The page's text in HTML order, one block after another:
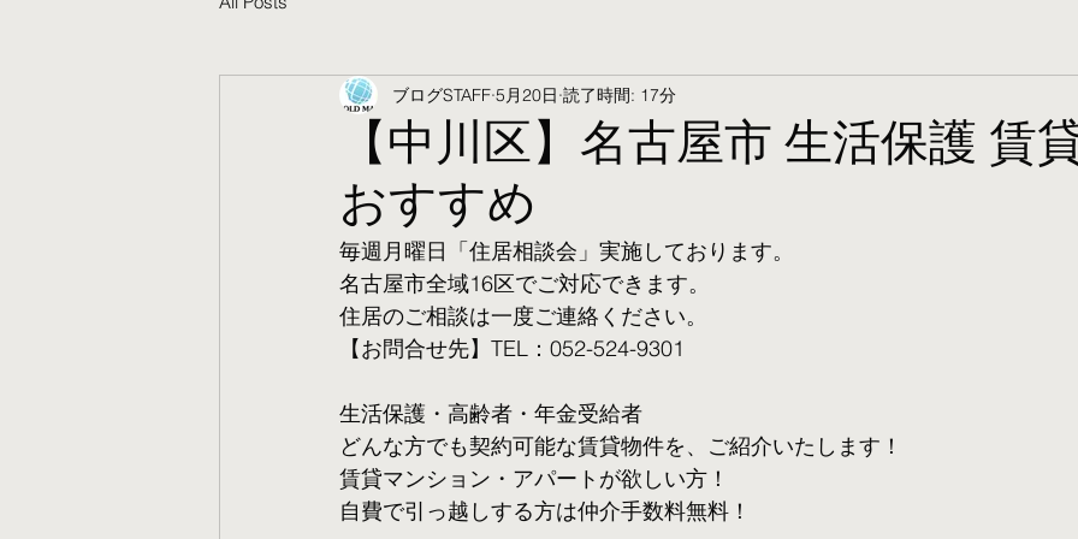
【中川区】名古屋市 生活保護 賃
おすすめ
ブログSTAFF 5月20日 読了時間: 17分
毎週月曜日「住居相談会」実施しております。
名古屋市全域16区でご対応できます。
住居のご相談は一度ご連絡ください。
【お問合せ先】TEL：052-524-9301
生活保護・高齢者・年金受給者
​どんな方でも契約可能な賃貸物件を、ご紹介いたします！
賃貸マンション・アパートが欲しい方！
自費で引っ越しする方は仲介手数料無料！